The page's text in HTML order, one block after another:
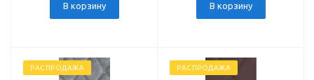
В корзину В корзину
РАСПРОДАЖА РАСПРОДАЖА